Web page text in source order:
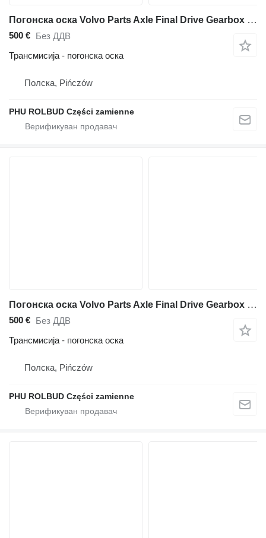
Погонска оска Volvo Parts Axle Final Drive Gearbox Engine Driveshaft Hydraulicy за зглобен дампер Volvo A35C A30C A25D A30D
500 € Без ДДВ
Трансмисија - погонска оска
Полска, Pińczów
PHU ROLBUD Części zamienne
Погонска оска Volvo Parts Axle Final Drive Gearbox Engine Driveshaft Hydraulicy за зглобен дампер Volvo A25C A30C A25D A30D
500 € Без ДДВ
Трансмисија - погонска оска
Полска, Pińczów
PHU ROLBUD Części zamienne